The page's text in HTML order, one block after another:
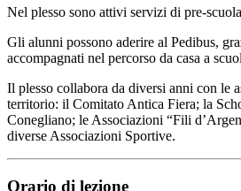
Nel plesso sono attivi servizi di pre-
Gli alunni possono aderire al Pedibus,
accompagnati nel percorso da casa a
Il plesso collabora da diversi anni con le
territorio: il Comitato Antica Fiera; la
Conegliano; le Associazioni “Fili
diverse Associazioni Sportive.
Orario di lezione